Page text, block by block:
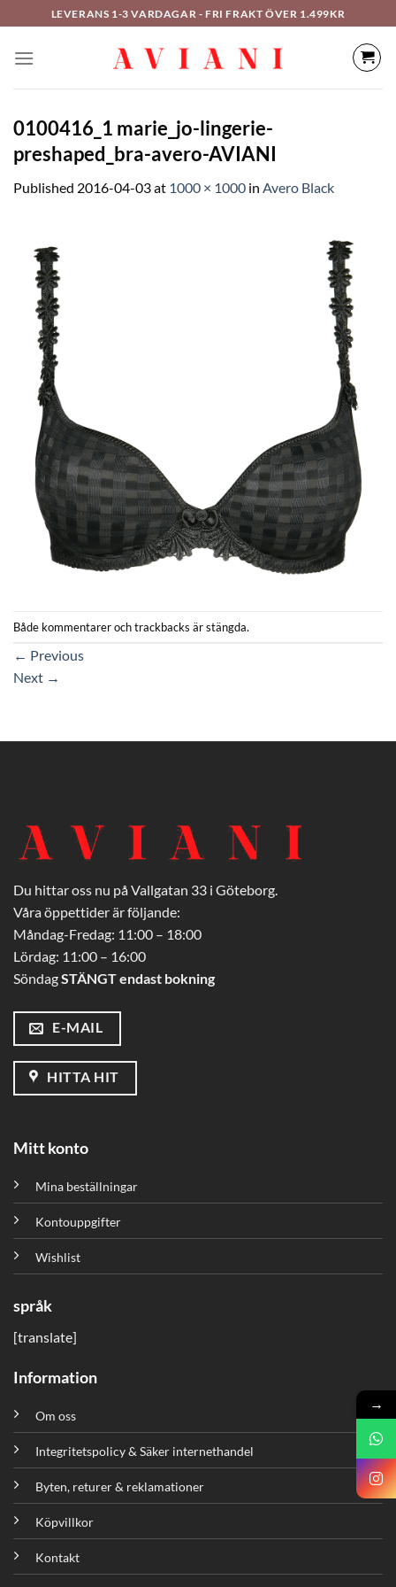
till
innehåll
LEVERANS 1-3 VARDAGAR - FRI FRAKT ÖVER 1.499KR
0100416_1 marie_jo-lingerie-
preshaped_bra-avero-AVIANI
Published 2016-04-03at 1000 × 1000 in Avero Black
Både kommentarer och trackbacks är stängda.
← Previous
Next →
Du hittar oss nu på Vallgatan 33 i Göteborg.
Våra öppettider är följande:
Måndag-Fredag: 11:00 – 18:00
Lördag: 11:00 – 16:00
SöndagSTÄNGT endast bokning
E-MAIL
HITTA HIT
Mitt konto
Mina beställningar
Kontouppgifter
Wishlist
språk
[translate]
Information
Om oss
Integritetspolicy & Säker internethandel
Byten, returer & reklamationer
Köpvillkor
Kontakt
→